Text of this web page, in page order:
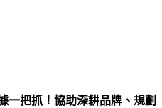
一把抓！協助深耕品牌、規劃